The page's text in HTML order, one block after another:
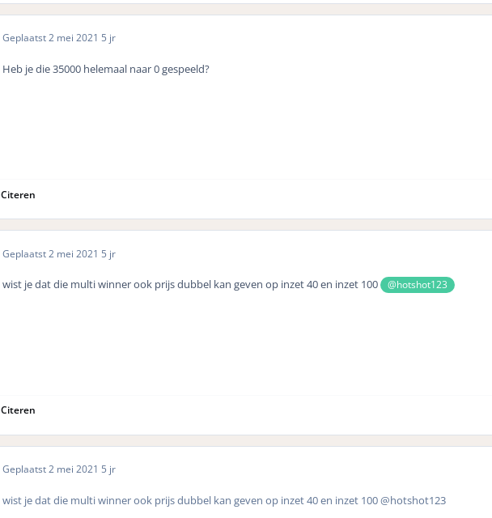
Geplaatst2 mei 2021 5 jr
Heb je die 35000 helemaal naar 0 gespeeld?
Citeren
Geplaatst2 mei 2021 5 jr
wist je dat die multi winner ook prijs dubbel kan geven op inzet 40 en inzet 100 @hotshot123
Citeren
Geplaatst2 mei 2021 5 jr
wist je dat die multi winner ook prijs dubbel kan geven op inzet 40 en inzet 100 @hotshot123